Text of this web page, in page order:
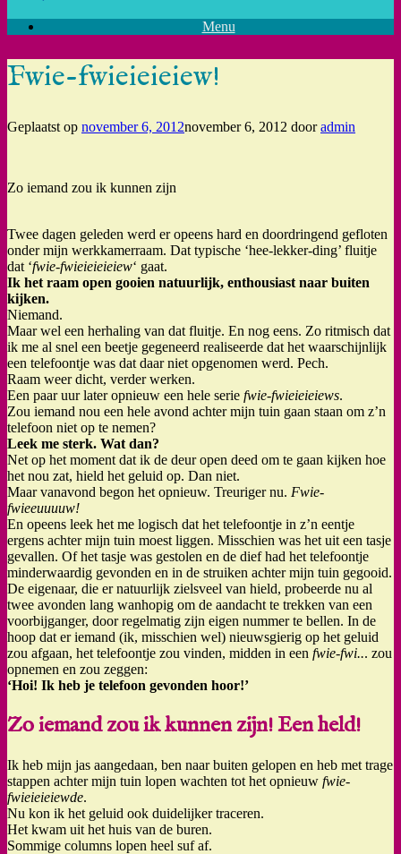
Menu
Fwie-fwieieieiew!
Geplaatst op november 6, 2012november 6, 2012 dooradmin
Zo iemand zou ik kunnen zijn
Twee dagen geleden werd er opeens hard en doordringend gefloten
onder mijn werkkamerraam. Dat typische ‘hee-lekker-ding’ fluitje
dat ‘fwie-fwieieieieiew‘ gaat.
Ik het raam open gooien natuurlijk, enthousiast naar buiten
kijken.
Niemand.
Maar wel een herhaling van dat fluitje. En nog eens. Zo ritmisch dat
ik me al snel een beetje gegeneerd realiseerde dat het waarschijnlijk
een telefoontje was dat daar niet opgenomen werd. Pech.
Raam weer dicht, verder werken.
Een paar uur later opnieuw een hele serie fwie-fwieieieiews.
Zou iemand nou een hele avond achter mijn tuin gaan staan om z’n
telefoon niet op te nemen?
Leek me sterk. Wat dan?
Net op het moment dat ik de deur open deed om te gaan kijken hoe
het nou zat, hield het geluid op. Dan niet.
Maar vanavond begon het opnieuw. Treuriger nu. Fwie-
fwieeuuuuw!
En opeens leek het me logisch dat het telefoontje in z’n eentje
ergens achter mijn tuin moest liggen. Misschien was het uit een tasje
gevallen. Of het tasje was gestolen en de dief had het telefoontje
minderwaardig gevonden en in de struiken achter mijn tuin gegooid.
De eigenaar, die er natuurlijk zielsveel van hield, probeerde nu al
twee avonden lang wanhopig om de aandacht te trekken van een
voorbijganger, door regelmatig zijn eigen nummer te bellen. In de
hoop dat er iemand (ik, misschien wel) nieuwsgierig op het geluid
zou afgaan, het telefoontje zou vinden, midden in een fwie-fwi... zou
opnemen en zou zeggen:
‘Hoi! Ik heb je telefoon gevonden hoor!’
Zo iemand zou ik kunnen zijn! Een held!
Ik heb mijn jas aangedaan, ben naar buiten gelopen en heb met trage
stappen achter mijn tuin lopen wachten tot het opnieuw fwie-
fwieieieiewde.
Nu kon ik het geluid ook duidelijker traceren.
Het kwam uit het huis van de buren.
Sommige columns lopen heel suf af.